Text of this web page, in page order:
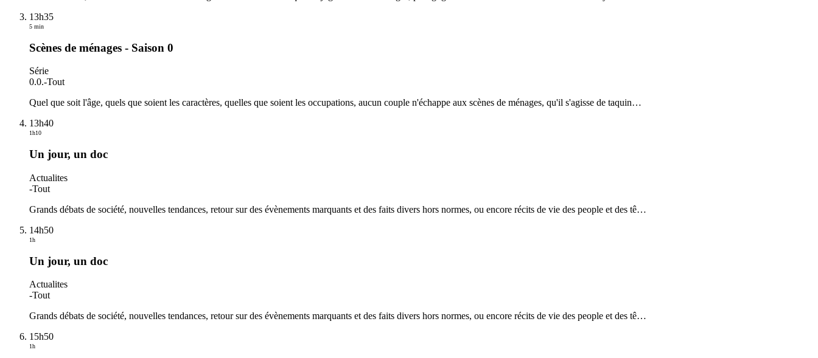
13h35
5 min
Scènes de ménages - Saison 0
Série
0.0.-Tout
Quel que soit l'âge, quels que soient les caractères, quelles que soient les occupations, aucun couple n'échappe aux scènes de ménages, qu'il s'agisse de taquin…
13h40
1h10
Un jour, un doc
Actualites
-Tout
Grands débats de société, nouvelles tendances, retour sur des évènements marquants et des faits divers hors normes, ou encore récits de vie des people et des tê…
14h50
1h
Un jour, un doc
Actualites
-Tout
Grands débats de société, nouvelles tendances, retour sur des évènements marquants et des faits divers hors normes, ou encore récits de vie des people et des tê…
15h50
1h